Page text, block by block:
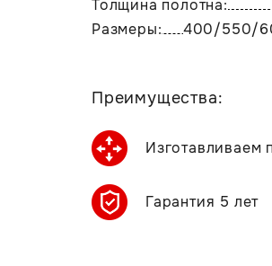
Толщина полотна:
Размеры:
400/550/
Преимущества:
Изготавливаем
Гарантия 5 лет